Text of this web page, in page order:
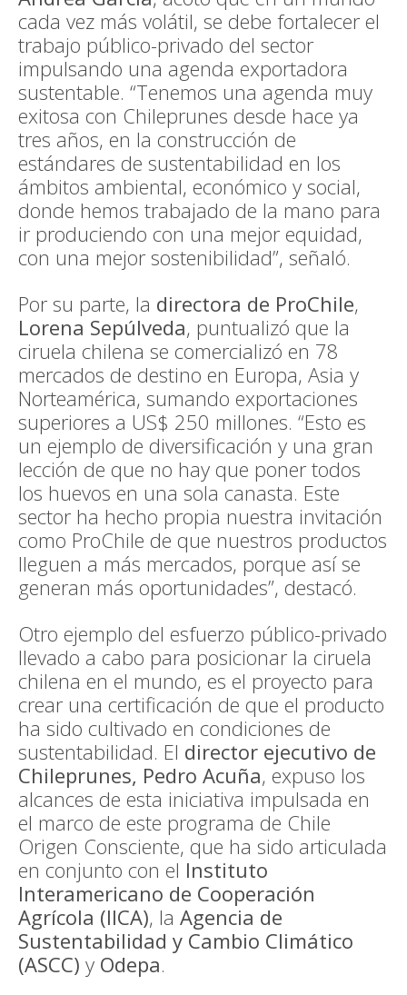
cada vez más volátil, se debe fortalecer el
trabajo público-privado del sector
impulsando una agenda exportadora
sustentable. “Tenemos una agenda muy
exitosa con Chileprunes desde hace ya
tres años, en la construcción de
estándares de sustentabilidad en los
ámbitos ambiental, económico y social,
donde hemos trabajado de la mano para
ir produciendo con una mejor equidad,
con una mejor sostenibilidad”, señaló.
Por su parte, la directora de ProChile,
Lorena Sepúlveda, puntualizó que la
ciruela chilena se comercializó en 78
mercados de destino en Europa, Asia y
Norteamérica, sumando exportaciones
superiores a US$ 250 millones. “Esto es
un ejemplo de diversificación y una gran
lección de que no hay que poner todos
los huevos en una sola canasta. Este
sector ha hecho propia nuestra invitación
como ProChile de que nuestros productos
lleguen a más mercados, porque así se
generan más oportunidades”, destacó.
Otro ejemplo del esfuerzo público-privado
llevado a cabo para posicionar la ciruela
chilena en el mundo, es el proyecto para
crear una certificación de que el producto
ha sido cultivado en condiciones de
sustentabilidad. El director ejecutivo de
Chileprunes, Pedro Acuña, expuso los
alcances de esta iniciativa impulsada en
el marco de este programa de Chile
Origen Consciente, que ha sido articulada
en conjunto con el Instituto
Interamericano de Cooperación
Agrícola (IICA), la Agencia de
Sustentabilidad y Cambio Climático
(ASCC) y Odepa.